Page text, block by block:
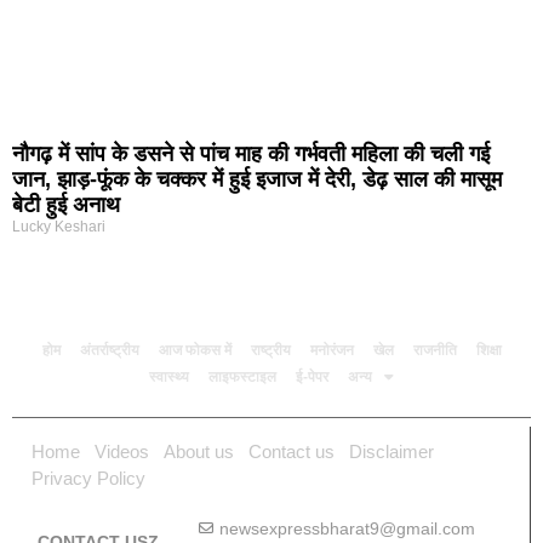
नौगढ़ में सांप के डसने से पांच माह की गर्भवती महिला की चली गई
जान, झाड़-फूंक के चक्कर में हुई इजाज में देरी, डेढ़ साल की मासूम
बेटी हुई अनाथ
Lucky Keshari
होम अंतर्राष्ट्रीय आज फोकस में राष्ट्रीय मनोरंजन खेल राजनीति
शिक्षा
स्वास्थ्य
लाइफस्टाइल ई-पेपर अन्य
Home Videos About us Contact us
Disclaimer
Privacy Policy
newsexpressbharat9@gmail.com